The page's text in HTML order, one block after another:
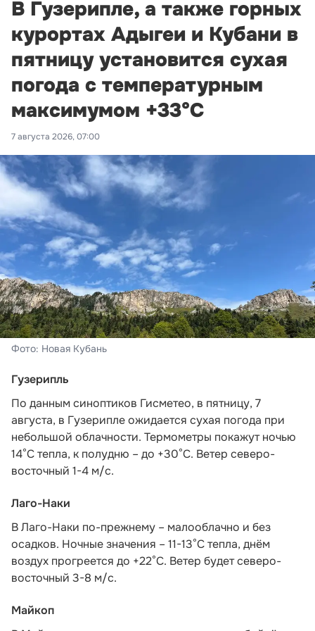
В Гузерипле, а также горных
курортах Адыгеи и Кубани в
пятницу установится сухая
погода с температурным
максимумом +33°С
7 августа 2026, 07:00
Фото: Новая Кубань
Гузерипль
По данным синоптиков Гисметео, в пятницу, 7
августа, в Гузерипле ожидается сухая погода при
небольшой облачности. Термометры покажут ночью
14°С тепла, к полудню – до +30°С. Ветер северо-
восточный 1-4 м/с.
Лаго-Наки
В Лаго-Наки по-прежнему – малооблачно и без
осадков. Ночные значения – 11-13°С тепла, днём
воздух прогреется до +22°С. Ветер будет северо-
восточный 3-8 м/с.
Майкоп